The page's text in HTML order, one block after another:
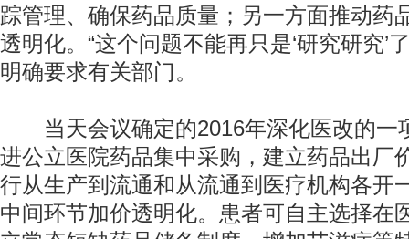
踪管理、确保药品质量；另一方面推动药
透明化。“这个问题不能再只是‘研究研究’
明确要求有关部门。
当天会议确定的2016年深化医改的一
进公立医院药品集中采购，建立药品出厂
行从生产到流通和从流通到医疗机构各开
中间环节加价透明化。患者可自主选择在